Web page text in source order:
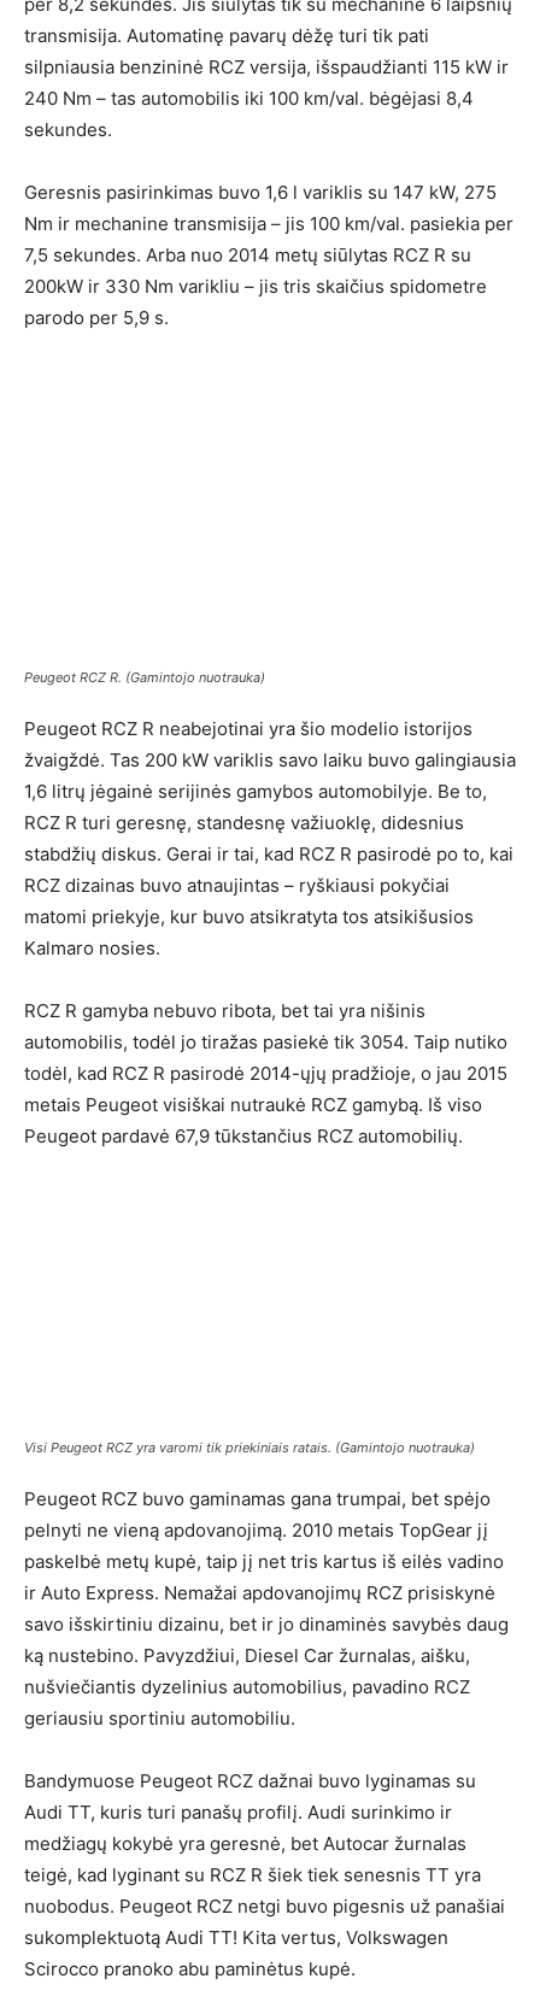
transmisija. Automatinę pavarų dėžę turi tik pati
silpniausia benzininė RCZ versija, išspaudžianti 115 kW ir
240 Nm – tas automobilis iki 100 km/val. bėgėjasi 8,4
sekundes.
Geresnis pasirinkimas buvo 1,6 l variklis su 147 kW, 275
Nm ir mechanine transmisija – jis 100 km/val. pasiekia per
7,5 sekundes. Arba nuo 2014 metų siūlytas RCZ R su
200kW ir 330 Nm varikliu – jis tris skaičius spidometre
parodo per 5,9 s.
Peugeot RCZ R. (Gamintojo nuotrauka)
Peugeot RCZ R neabejotinai yra šio modelio istorijos
žvaigždė. Tas 200 kW variklis savo laiku buvo galingiausia
1,6 litrų jėgainė serijinės gamybos automobilyje. Be to,
RCZ R turi geresnę, standesnę važiuoklę, didesnius
stabdžių diskus. Gerai ir tai, kad RCZ R pasirodė po to, kai
RCZ dizainas buvo atnaujintas – ryškiausi pokyčiai
matomi priekyje, kur buvo atsikratyta tos atsikišusios
Kalmaro nosies.
RCZ R gamyba nebuvo ribota, bet tai yra nišinis
automobilis, todėl jo tiražas pasiekė tik 3054. Taip nutiko
todėl, kad RCZ R pasirodė 2014-ųjų pradžioje, o jau 2015
metais Peugeot visiškai nutraukė RCZ gamybą. Iš viso
Peugeot pardavė 67,9 tūkstančius RCZ automobilių.
Visi Peugeot RCZ yra varomi tik priekiniais ratais. (Gamintojo nuotrauka)
Peugeot RCZ buvo gaminamas gana trumpai, bet spėjo
pelnyti ne vieną apdovanojimą. 2010 metais TopGear jį
paskelbė metų kupė, taip jį net tris kartus iš eilės vadino
ir Auto Express. Nemažai apdovanojimų RCZ prisiskynė
savo išskirtiniu dizainu, bet ir jo dinaminės savybės daug
ką nustebino. Pavyzdžiui, Diesel Car žurnalas, aišku,
nušviečiantis dyzelinius automobilius, pavadino RCZ
geriausiu sportiniu automobiliu.
Bandymuose Peugeot RCZ dažnai buvo lyginamas su
Audi TT, kuris turi panašų profilį. Audi surinkimo ir
medžiagų kokybė yra geresnė, bet Autocar žurnalas
teigė, kad lyginant su RCZ R šiek tiek senesnis TT yra
nuobodus. Peugeot RCZ netgi buvo pigesnis už panašiai
sukomplektuotą Audi TT! Kita vertus, Volkswagen
Scirocco pranoko abu paminėtus kupė.